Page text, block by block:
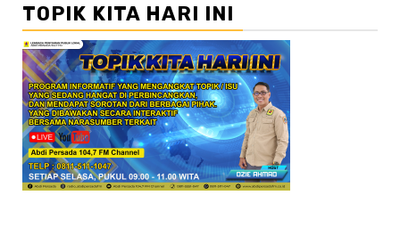
TOPIK KITA HARI INI